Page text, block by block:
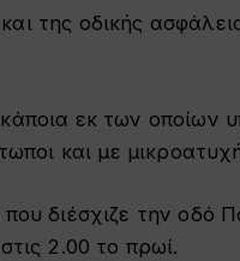
της οδικής
εκ των οποίων
και με
διέσχιζε την οδό
2.00 το πρωί.